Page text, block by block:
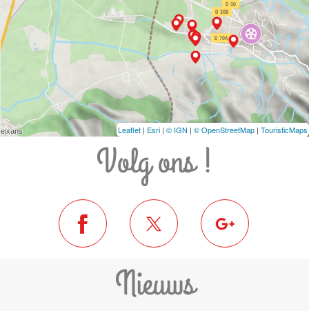
Leaflet | Esri | © IGN | © OpenStreetMap | TouristicMaps
Volg ons !
Nieuws